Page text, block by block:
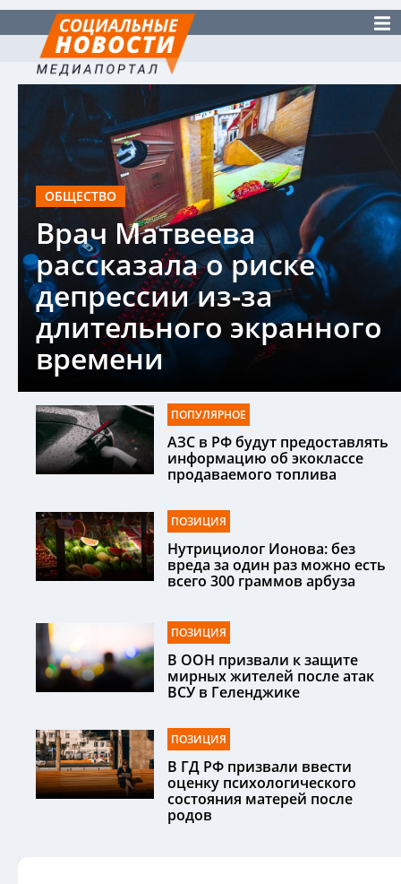
ОБЩЕСТВО
Врач Матвеева
рассказала о риске
депрессии из-за
длительного экранного
времени
ПОПУЛЯРНОЕ
АЗС в РФ будут предоставлять
информацию об экоклассе
продаваемого топлива
ПОЗИЦИЯ
Нутрициолог Ионова: без
вреда за один раз можно есть
всего 300 граммов арбуза
ПОЗИЦИЯ
В ООН призвали к защите
мирных жителей после атак
ВСУ в Геленджике
ПОЗИЦИЯ
В ГД РФ призвали ввести
оценку психологического
состояния матерей после
родов